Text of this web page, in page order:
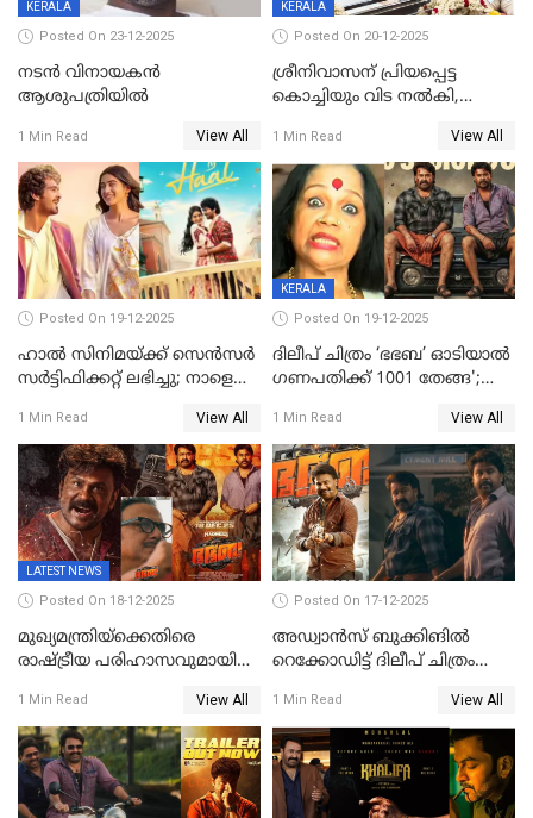
KERALA
Posted On 23-12-2025
നടൻ വിനായകൻ
ആശുപത്രിയിൽ
1 Min Read View All
KERALA
Posted On 20-12-2025
ശ്രീനിവാസന് പ്രിയപ്പെട്ട
കൊച്ചിയും വിട നൽകി,
സംസ്കാരം നാളെ
1 Min Read View All
Posted On 19-12-2025
ഹാല്‍ സിനിമയ്ക്ക് സെന്‍സര്‍
സര്‍ട്ടിഫിക്കറ്റ് ലഭിച്ചു; നാളെ
1 Min Read View All
KERALA
Posted On 19-12-2025
ദിലീപ് ചിത്രം ‘ഭഭബ’ ഓടിയാൽ
ഗണപതിക്ക് 1001 തേങ്ങ';
1 Min Read View All
LATEST NEWS
Posted On 18-12-2025
മുഖ്യമന്ത്രിയ്ക്കെതിരെ
രാഷ്ട്രീയ പരിഹാസവുമായി
1 Min Read View All
Posted On 17-12-2025
അഡ്വാൻസ് ബുക്കിങിൽ
റെക്കോഡിട്ട് ദിലീപ് ചിത്രം
റെക്കോർഡ് വിൽപ്പന;
മണിക്കൂറില്‍ വിറ്റത്
1000ത്തിന് മുകളിൽ ടിക്കറ്റ്
1 Min Read View All